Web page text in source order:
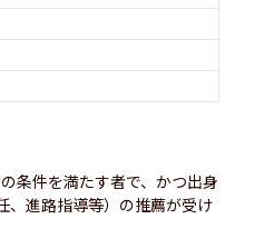
条件を満たす者で、かつ出身
、進路指導等）の推薦が受け